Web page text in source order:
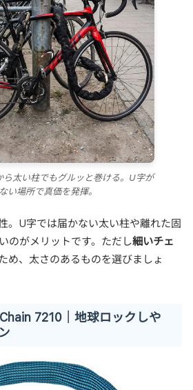
ら太い柱でもグルッと巻ける。U字が
い場所で真価を発揮。
。U字では届かない太い柱や離れた固
のがメリットです。ただし細いチェ
め、太さのあるものを選びましょ
7210｜地球ロックしや